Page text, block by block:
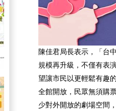
陳佳君局長表示，「台
規模再升級，不僅有表
望讓市民以更輕鬆有趣
全館開放，民眾無須購
少對外開放的劇場空間